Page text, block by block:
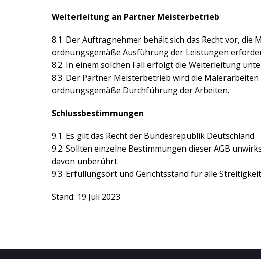
Weiterleitung an Partner Meisterbetrieb
8.1. Der Auftragnehmer behält sich das Recht vor,
ordnungsgemäße Ausführung der Leistungen
8.2. In einem solchen Fall erfolgt die Weiterleitung
8.3. Der Partner Meisterbetrieb wird die
ordnungsgemäße Durchführung der Arbeiten.
Schlussbestimmungen
9.1. Es gilt das Recht der Bundesrepublik Deutschland.
9.2. Sollten einzelne Bestimmungen dieser AGB
davon unberührt.
9.3. Erfüllungsort und Gerichtsstand für alle
Stand: 19 Juli 2023